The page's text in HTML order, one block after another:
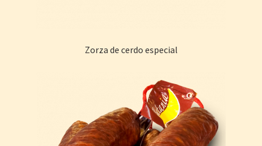
Zorza de cerdo especial